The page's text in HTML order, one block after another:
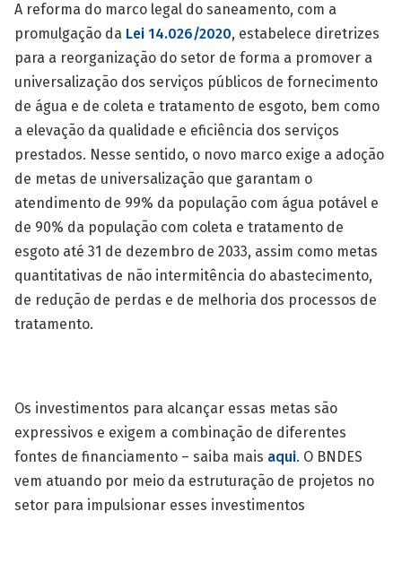
A reforma do marco legal do saneamento, com a
promulgação da Lei 14.026/2020, estabelece diretrizes
para a reorganização do setor de forma a promover a
universalização dos serviços públicos de fornecimento
de água e de coleta e tratamento de esgoto, bem como
a elevação da qualidade e eficiência dos serviços
prestados. Nesse sentido, o novo marco exige a adoção
de metas de universalização que garantam o
atendimento de 99% da população com água potável e
de 90% da população com coleta e tratamento de
esgoto até 31 de dezembro de 2033, assim como metas
quantitativas de não intermitência do abastecimento,
de redução de perdas e de melhoria dos processos de
tratamento.
Os investimentos para alcançar essas metas são
expressivos e exigem a combinação de diferentes
fontes de financiamento – saiba mais aqui. O BNDES
vem atuando por meio da estruturação de projetos no
setor para impulsionar esses investimentos